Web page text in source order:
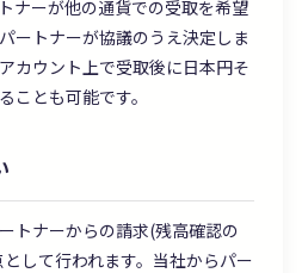
ナーが他の通貨での受取を希望
ートナーが協議のうえ決定しま
カウント上で受取後に日本円そ
ことも可能です。
トナーからの請求(残高確認の
して行われます。当社からパー